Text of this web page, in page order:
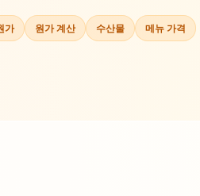
가 원가 계산 수산물 메뉴 가격